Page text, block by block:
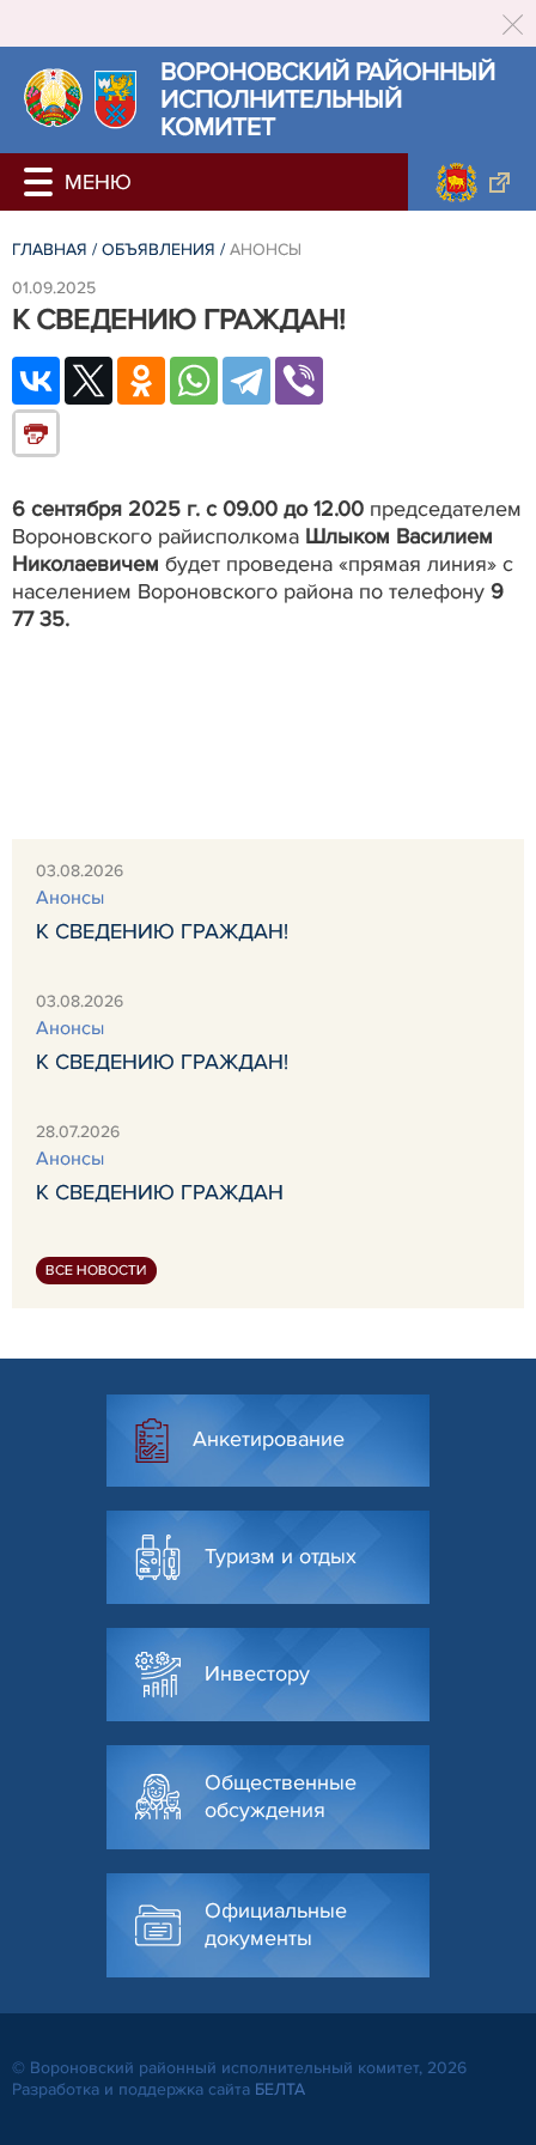
ВОРОНОВСКИЙ РАЙОННЫЙ
ИСПОЛНИТЕЛЬНЫЙ
КОМИТЕТ
ГЛАВНАЯ / ОБЪЯВЛЕНИЯ / АНОНСЫ
01.09.2025
К СВЕДЕНИЮ ГРАЖДАН!
6 сентября 2025 г. с 09.00 до 12.00 председателем
Вороновского райисполкома Шлыком Василием
Николаевичем будет проведена «прямая линия» с
населением Вороновского района по телефону 9
77 35.
03.08.2026
Анонсы
К СВЕДЕНИЮ ГРАЖДАН!
03.08.2026
Анонсы
К СВЕДЕНИЮ ГРАЖДАН!
28.07.2026
Анонсы
К СВЕДЕНИЮ ГРАЖДАН
ВСЕ НОВОСТИ
Анкетирование
Туризм и отдых
Инвестору
Общественные
обсуждения
Официальные
документы
© Вороновский районный исполнительный комитет, 2026
Разработка и поддержка сайта БЕЛТА